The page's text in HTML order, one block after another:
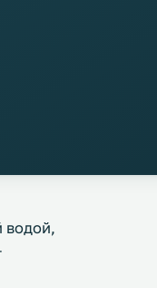
водой,